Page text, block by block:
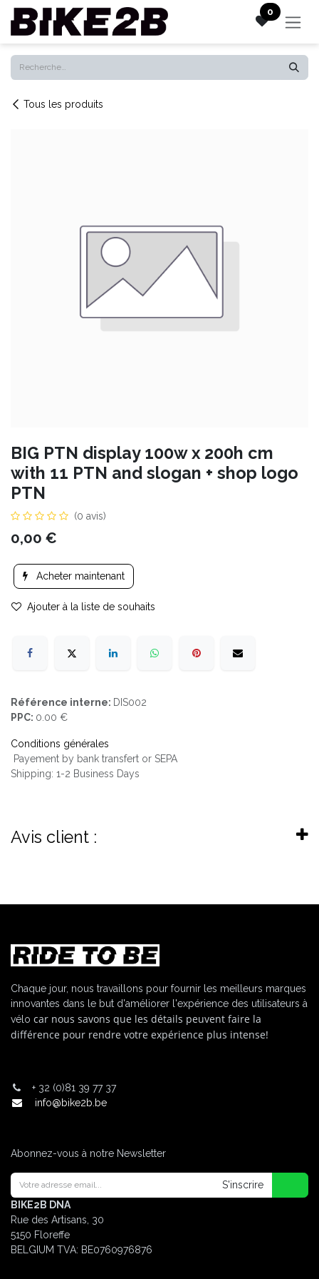
Se rendre au contenu 0
Tous les produits
BIG PTN display 100w x 200h cm
with 11 PTN and slogan + shop logo
PTN
(0 avis)
0,00 €
Acheter maintenant
Ajouter à la liste de souhaits
Référence interne: DIS002
PPC: 0.00 €
Conditions générales
Payement by bank transfert or SEPA
Shipping: 1-2 Business Days
Avis client :
Chaque jour, nous travaillons pour fournir les meilleurs marques
innovantes dans le but d'améliorer l'expérience des utilisateurs à
vélo car nous savons que les détails peuvent faire la
différence pour rendre votre expérience plus intense!
+ 32 (0)81 39 77 37
info@bike2b.be
Abonnez-vous à notre Newsletter
S'inscrire
BIKE2B DNA
Rue des Artisans, 30
5150 Floreffe
BELGIUM TVA: BE0760976876